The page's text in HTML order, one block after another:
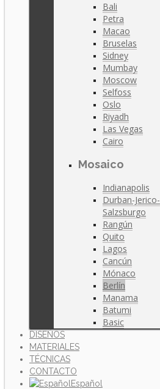
Bali
Petra
Macao
Bruselas
Sidney
Mumbay
Moscow
Selfoss
Oslo
Riyadh
Las Vegas
Cairo
Mosaico
Indianapolis
Durban-Jerico-
Salzsburgo
Rangún
Quito
Lagos
Cancún
Mónaco
Berlín
Manama
Batumi
Basic
DISEÑOS
MATERIALES
TÉCNICAS
CONTACTO
Español